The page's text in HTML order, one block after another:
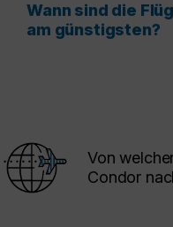
Wann sind die
am günstigsten?
Von
Condor